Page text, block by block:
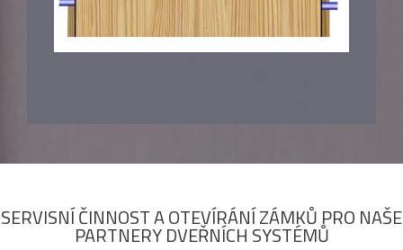
SERVISNÍ ČINNOST A OTEVÍRÁNÍ ZÁMKŮ PRO NAŠE
PARTNERY DVEŘNÍCH SYSTÉMŮ